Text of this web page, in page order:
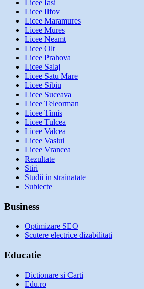
Licee Iasi
Licee Ilfov
Licee Maramures
Licee Mures
Licee Neamt
Licee Olt
Licee Prahova
Licee Salaj
Licee Satu Mare
Licee Sibiu
Licee Suceava
Licee Teleorman
Licee Timis
Licee Tulcea
Licee Valcea
Licee Vaslui
Licee Vrancea
Rezultate
Stiri
Studii in strainatate
Subiecte
Business
Optimizare SEO
Scutere electrice dizabilitati
Educatie
Dictionare si Carti
Edu.ro